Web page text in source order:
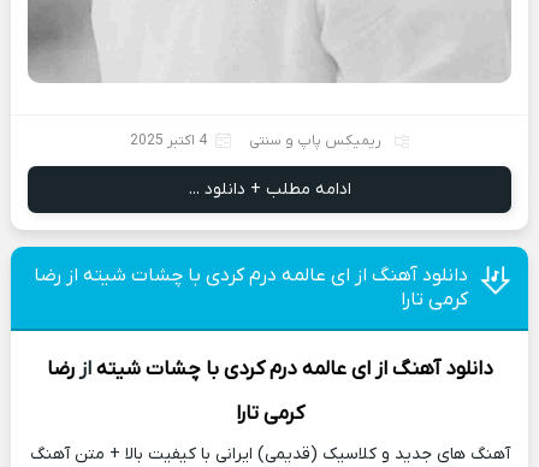
ریمیکس پاپ و سنتی 4 اکتبر 2025
ادامه مطلب + دانلود ...
دانلود آهنگ از ای عالمه درم کردی با چشات شیته از رضا
کرمی تارا
دانلود آهنگ از ای عالمه درم کردی با چشات شیته ازرضا
کرمی تارا
آهنگ های جدید و کلاسیک (قدیمی) ایرانی با کیفیت بالا + متن آهنگ